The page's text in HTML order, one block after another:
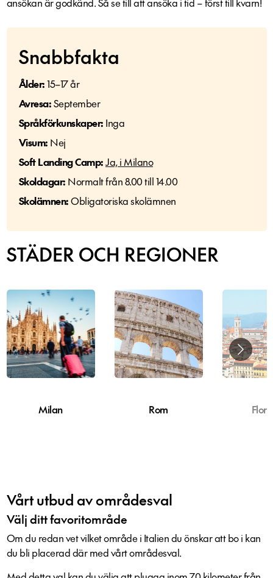
Snabbfakta
Ålder:15–17 år
Avresa:September
Språkförkunskaper: Inga
Visum: Nej
Soft Landing Camp:Ja,i Milano
Skoldagar: Normalt från 8.00 till 14.00
Skolämnen:Obligatoriska skolämnen
STÄDER OCH REGIONER
Milan Rom
Vårt utbud av områdesval
Välj ditt favoritområde
Om du redan vet vilket område i Italien du önskar att bo i kan
du bli placerad där med vårt områdesval.